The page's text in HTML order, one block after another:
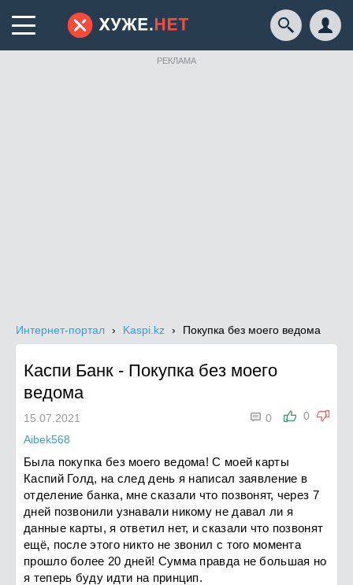
РЕКЛАМА
Интернет-портал Kaspi.kz Покупка без моего ведома
Каспи Банк - Покупка без моего
ведома
0
 0
15.07.2021
Aibek568
Была покупка без моего ведома! С моей карты
Каспий Голд, на след день я написал заявление в
отделение банка, мне сказали что позвонят, через 7
дней позвонили узнавали никому не давал ли я
данные карты, я ответил нет, и сказали что позвонят
ещё, после этого никто не звонил с того момента
прошло более 20 дней! Сумма правда не большая но
я теперь буду идти на принцип.